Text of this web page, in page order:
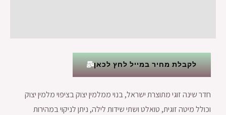
לקבלת מחיר במייל לחץ לכאן
חדר שינה זוגי מתוצרת ישראל, בנוי ממלמין יצוק בציפוי מלמין יצוק
וכולל מיטה זוגית, טואלט ושתי שידות לילה, ניתן לניקוי במהירות